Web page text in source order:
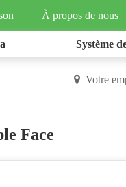
À propos de nous
Système
Votre
Face